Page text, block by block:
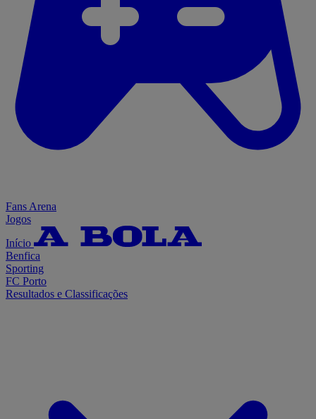
Fans Arena
Jogos
Início
Benfica
Sporting
FC Porto
Resultados e Classificações